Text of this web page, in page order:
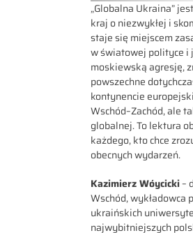
„Globalna Ukraina”
kraj o niezwykłej i
staje się miejscem
w światowej polityce i
moskiewską agresję,
powszechne
kontynencie
Wschód–Zachód, ale
globalnej. To lektura
każdego, kto chce
obecnych wydarzeń.
Kazimierz Wóycicki–
Wschód, wykładowca
ukraińskich
najwybitniejszych